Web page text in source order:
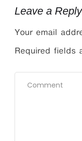
Leave a Reply
Your email
Required fields